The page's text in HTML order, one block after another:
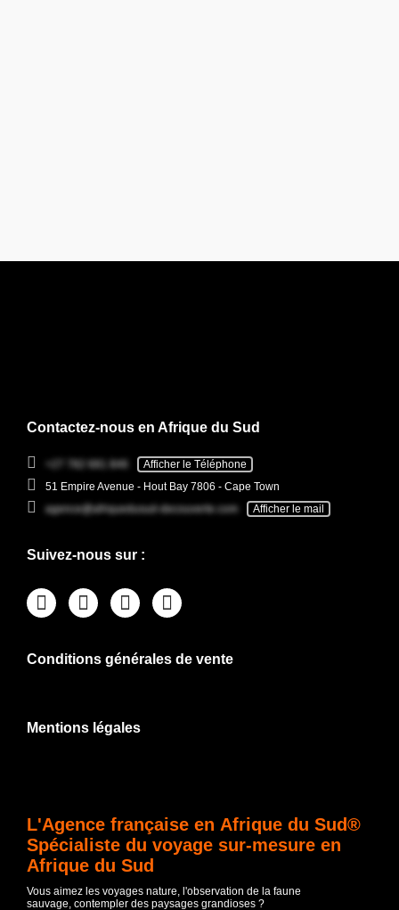
Contactez-nous en Afrique du Sud
+27 782 681 846
Afficher le Téléphone
51 Empire Avenue - Hout Bay 7806 - Cape Town
agence@afriquedusud-decouverte.com
Afficher le mail
Suivez-nous sur :
Conditions générales de vente
Mentions légales
L'Agence française en Afrique du Sud®
Spécialiste du voyage sur-mesure en
Afrique du Sud
Vous aimez les voyages nature, l'observation de la faune
sauvage, contempler des paysages grandioses ?